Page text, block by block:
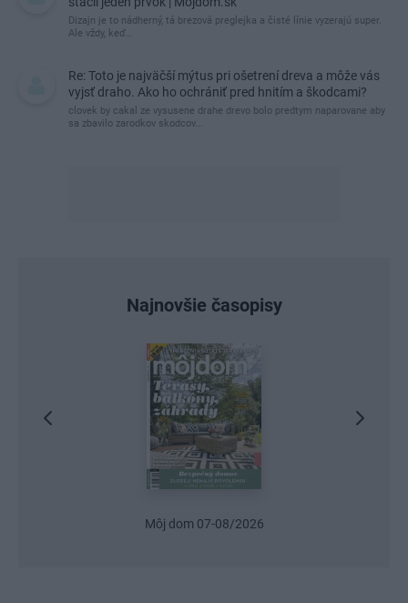
Dizajn je to nádherný, tá brezová preglejka a čisté línie vyzerajú super.
Ale vždy, keď…
Re: Toto je najväčší mýtus pri ošetrení dreva a môže vás
vyjsť draho. Ako ho ochrániť pred hnitím a škodcami?
clovek by cakal ze vysusene drahe drevo bolo predtym naparovane aby
sa zbavilo zarodkov skodcov...
Najnovšie časopisy
Urob si sám 6/2026